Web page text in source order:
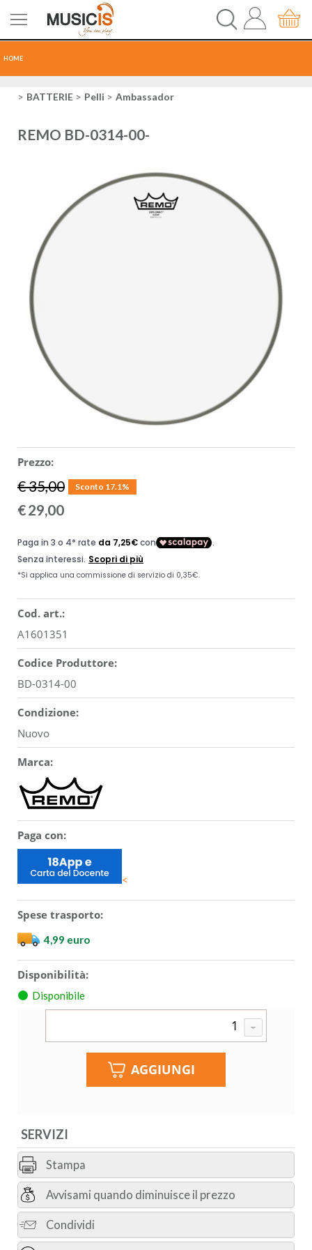
HOME
CHITARRE
TASTI
ORCHESTRA
SPARTITI
ACCESSORI
MUSICOTERAPIA
BATTERIE Pelli Ambassador
REMO BD-0314-00-
Prezzo:
€ 35,00 Sconto 17.1%
€29,00
Cod. art.:
A1601351
Codice Produttore:
BD-0314-00
Condizione:
Nuovo
Marca:
Paga con:
<
Spese trasporto:
4,99 euro
Disponibilità:
Disponibile
SERVIZI
Stampa
Avvisami quando diminuisce il prezzo
Condividi